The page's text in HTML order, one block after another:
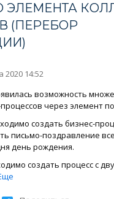
ЭЛЕМЕНТА
(ПЕРЕБОР
2020 14:52
возможность
через элемент
создать бизнес-
письмо-поздравление
день рождения.
создать процесс с